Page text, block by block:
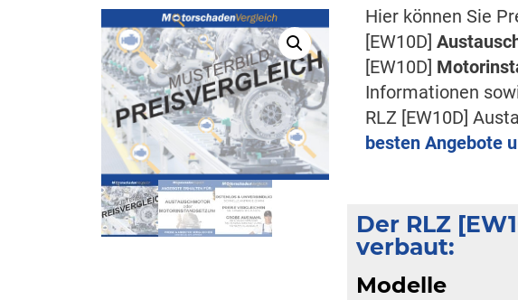
Hier können Sie
[EW10D]
[EW10D]
Informationen
RLZ [EW10D]
besten Angebote
Der RLZ
verbaut:
Modelle